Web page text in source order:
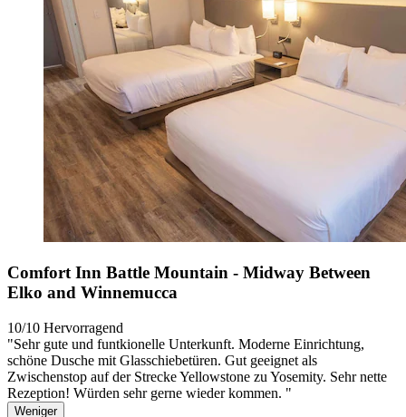
Comfort Inn Battle Mountain - Midway Between
Elko and Winnemucca
10/10 Hervorragend
"Sehr gute und funtkionelle Unterkunft. Moderne Einrichtung,
schöne Dusche mit Glasschiebetüren. Gut geeignet als
Zwischenstop auf der Strecke Yellowstone zu Yosemity. Sehr nette
Rezeption! Würden sehr gerne wieder kommen. "
Weniger